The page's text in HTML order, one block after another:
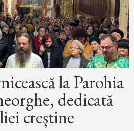
la Parohia
dedicată
creștine